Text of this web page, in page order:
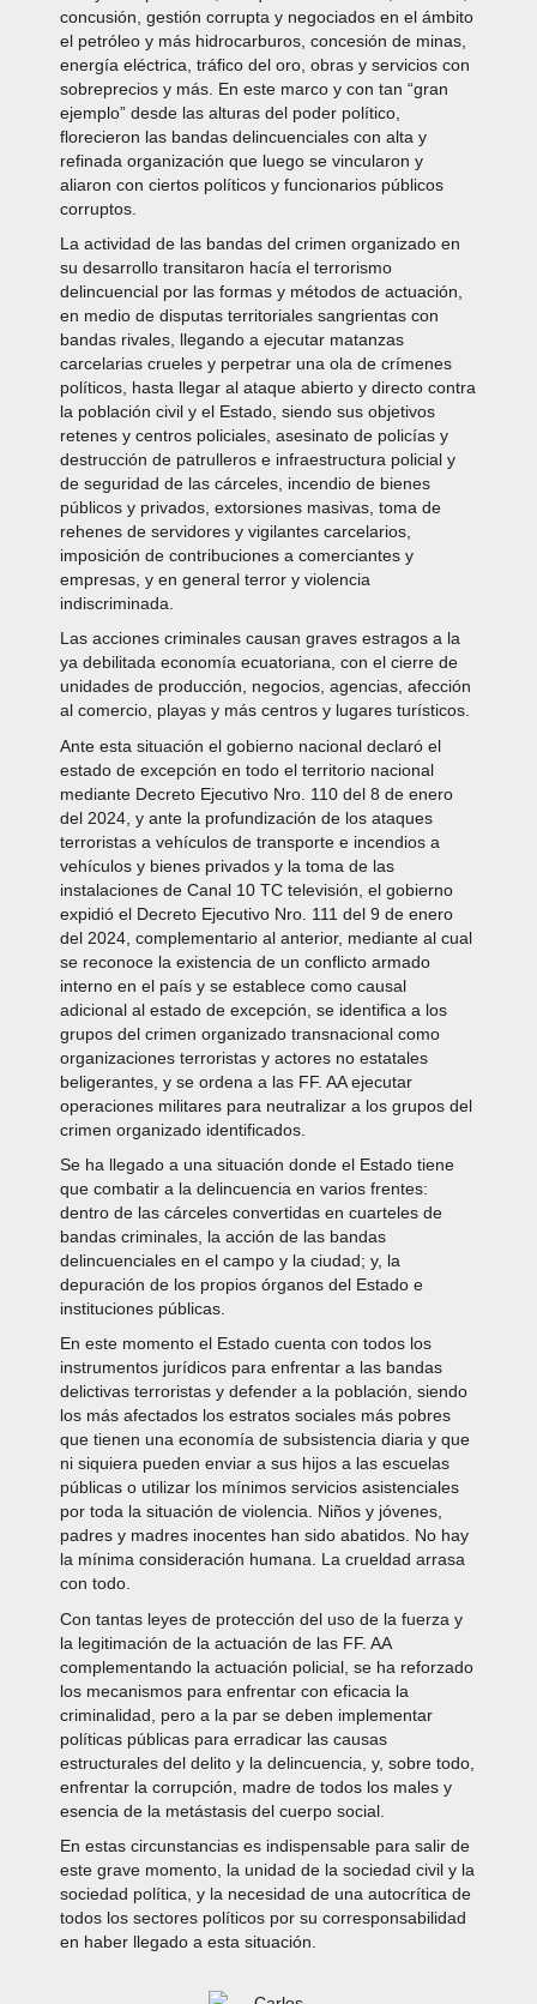
concusión, gestión corrupta y negociados en el ámbito
el petróleo y más hidrocarburos, concesión de minas,
energía eléctrica, tráfico del oro, obras y servicios con
sobreprecios y más. En este marco y con tan “gran
ejemplo” desde las alturas del poder político,
florecieron las bandas delincuenciales con alta y
refinada organización que luego se vincularon y
aliaron con ciertos políticos y funcionarios públicos
corruptos.
La actividad de las bandas del crimen organizado en
su desarrollo transitaron hacía el terrorismo
delincuencial por las formas y métodos de actuación,
en medio de disputas territoriales sangrientas con
bandas rivales, llegando a ejecutar matanzas
carcelarias crueles y perpetrar una ola de crímenes
políticos, hasta llegar al ataque abierto y directo contra
la población civil y el Estado, siendo sus objetivos
retenes y centros policiales, asesinato de policías y
destrucción de patrulleros e infraestructura policial y
de seguridad de las cárceles, incendio de bienes
públicos y privados, extorsiones masivas, toma de
rehenes de servidores y vigilantes carcelarios,
imposición de contribuciones a comerciantes y
empresas, y en general terror y violencia
indiscriminada.
Las acciones criminales causan graves estragos a la
ya debilitada economía ecuatoriana, con el cierre de
unidades de producción, negocios, agencias, afección
al comercio, playas y más centros y lugares turísticos.
Ante esta situación el gobierno nacional declaró el
estado de excepción en todo el territorio nacional
mediante Decreto Ejecutivo Nro. 110 del 8 de enero
del 2024, y ante la profundización de los ataques
terroristas a vehículos de transporte e incendios a
vehículos y bienes privados y la toma de las
instalaciones de Canal 10 TC televisión, el gobierno
expidió el Decreto Ejecutivo Nro. 111 del 9 de enero
del 2024, complementario al anterior, mediante al cual
se reconoce la existencia de un conflicto armado
interno en el país y se establece como causal
adicional al estado de excepción, se identifica a los
grupos del crimen organizado transnacional como
organizaciones terroristas y actores no estatales
beligerantes, y se ordena a las FF. AA ejecutar
operaciones militares para neutralizar a los grupos del
crimen organizado identificados.
Se ha llegado a una situación donde el Estado tiene
que combatir a la delincuencia en varios frentes:
dentro de las cárceles convertidas en cuarteles de
bandas criminales, la acción de las bandas
delincuenciales en el campo y la ciudad; y, la
depuración de los propios órganos del Estado e
instituciones públicas.
En este momento el Estado cuenta con todos los
instrumentos jurídicos para enfrentar a las bandas
delictivas terroristas y defender a la población, siendo
los más afectados los estratos sociales más pobres
que tienen una economía de subsistencia diaria y que
ni siquiera pueden enviar a sus hijos a las escuelas
públicas o utilizar los mínimos servicios asistenciales
por toda la situación de violencia. Niños y jóvenes,
padres y madres inocentes han sido abatidos. No hay
la mínima consideración humana. La crueldad arrasa
con todo.
Con tantas leyes de protección del uso de la fuerza y
la legitimación de la actuación de las FF. AA
complementando la actuación policial, se ha reforzado
los mecanismos para enfrentar con eficacia la
criminalidad, pero a la par se deben implementar
políticas públicas para erradicar las causas
estructurales del delito y la delincuencia, y, sobre todo,
enfrentar la corrupción, madre de todos los males y
esencia de la metástasis del cuerpo social.
En estas circunstancias es indispensable para salir de
este grave momento, la unidad de la sociedad civil y la
sociedad política, y la necesidad de una autocrítica de
todos los sectores políticos por su corresponsabilidad
en haber llegado a esta situación.